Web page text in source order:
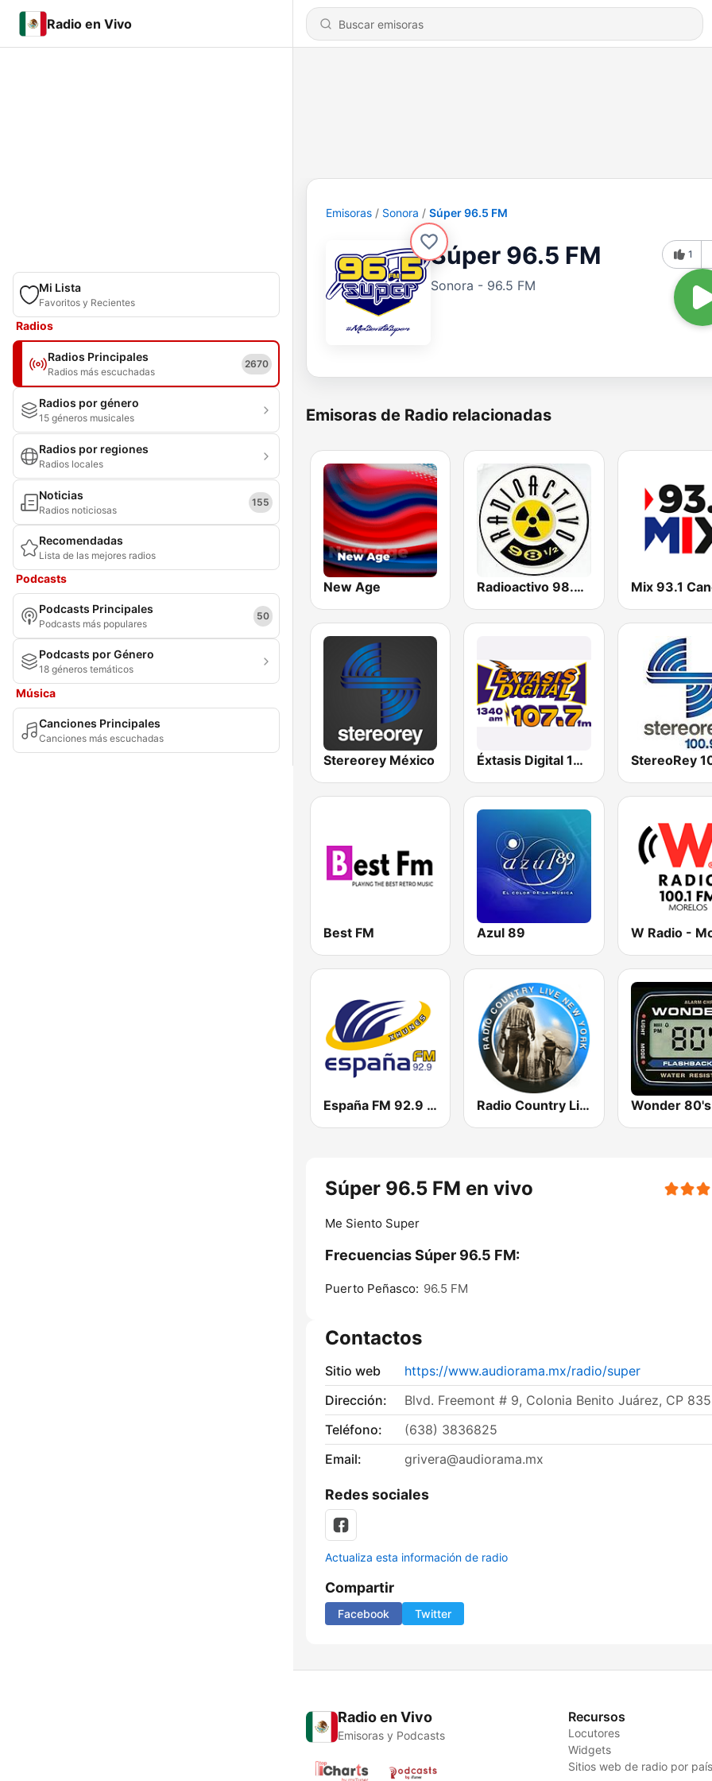
Radio en Vivo
Mi Lista
Favoritos y Recientes
Radios
Radios Principales
Radios más escuchadas
2670
Radios por género
15 géneros musicales
Radios por regiones
Radios locales
Noticias
Radios noticiosas
155
Recomendadas
Lista de las mejores radios
Podcasts
Podcasts Principales
Podcasts más populares
50
Podcasts por Género
18 géneros temáticos
Música
Canciones Principales
Canciones más escuchadas
Emisoras Sonora Súper 96.5 FM
Súper 96.5 FM
Sonora - 96.5 FM
1
Emisoras de Radio relacionadas
New Age Radioactivo 98.5 FM Mix 93.1
Stereorey México Éxtasis Digital 107.7 FM
Best FM Azul 89
España FM 92.9 FM Radio Country Live Wonder 80's
Súper 96.5 FM en vivo
Me Siento Super
Frecuencias Súper 96.5 FM:
Puerto Peñasco: 96.5 FM
Contactos
Sitio web
https://www.audiorama.mx/radio/super
Dirección:
Blvd. Freemont # 9, Colonia Benito Juárez, CP
Teléfono:
(638) 3836825
Email:
grivera@audiorama.mx
Redes sociales
Actualiza esta información de radio
Compartir
Facebook Twitter
Radio en Vivo
Emisoras y Podcasts
Recursos
Locutores
Widgets
Sitios web de radio por